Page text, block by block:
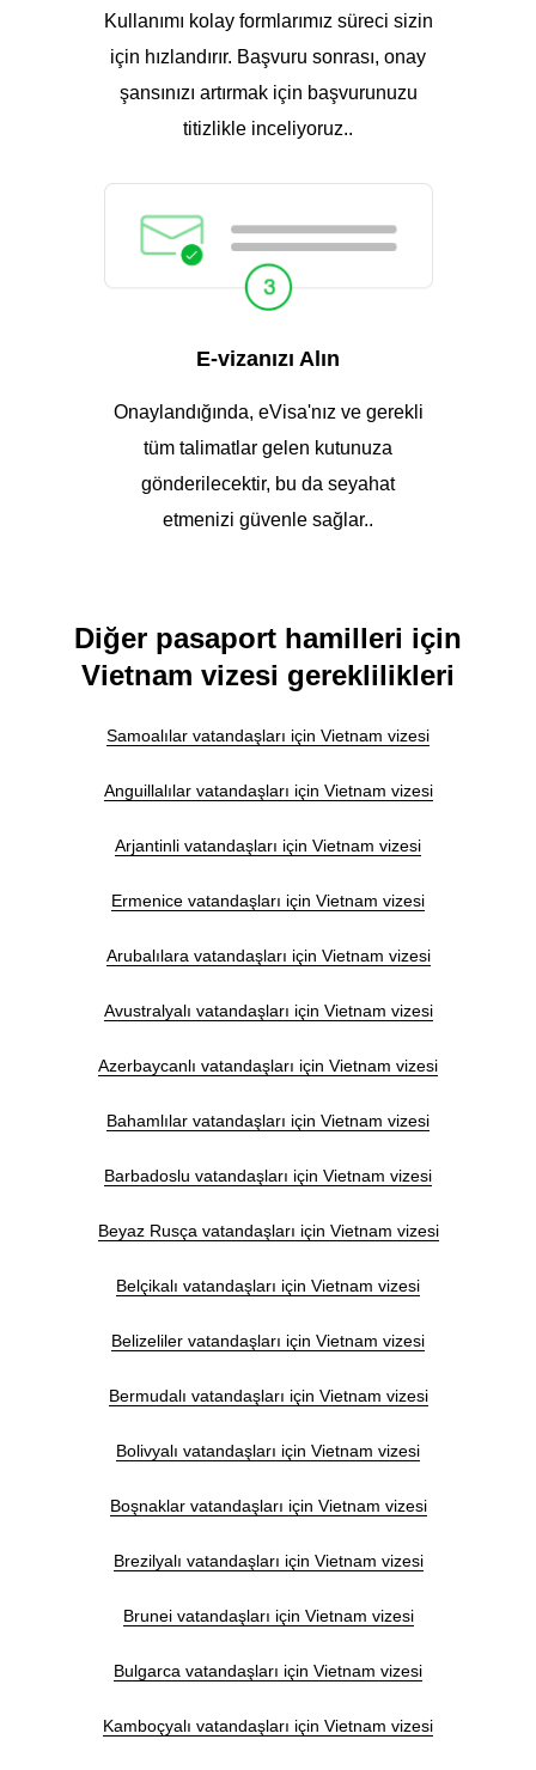
Kullanımı kolay formlarımız süreci sizin
için hızlandırır. Başvuru sonrası, onay
şansınızı artırmak için başvurunuzu
titizlikle inceliyoruz..
E-vizanızı Alın
Onaylandığında, eVisa'nız ve gerekli
tüm talimatlar gelen kutunuza
gönderilecektir, bu da seyahat
etmenizi güvenle sağlar..
Diğer pasaport hamilleri için
Vietnam vizesi gereklilikleri
Samoalılar vatandaşları için Vietnam vizesi
Anguillalılar vatandaşları için Vietnam vizesi
Arjantinli vatandaşları için Vietnam vizesi
Ermenice vatandaşları için Vietnam vizesi
Arubalılara vatandaşları için Vietnam vizesi
Avustralyalı vatandaşları için Vietnam vizesi
Azerbaycanlı vatandaşları için Vietnam vizesi
Bahamlılar vatandaşları için Vietnam vizesi
Barbadoslu vatandaşları için Vietnam vizesi
Beyaz Rusça vatandaşları için Vietnam vizesi
Belçikalı vatandaşları için Vietnam vizesi
Belizeliler vatandaşları için Vietnam vizesi
Bermudalı vatandaşları için Vietnam vizesi
Bolivyalı vatandaşları için Vietnam vizesi
Boşnaklar vatandaşları için Vietnam vizesi
Brezilyalı vatandaşları için Vietnam vizesi
Brunei vatandaşları için Vietnam vizesi
Bulgarca vatandaşları için Vietnam vizesi
Kamboçyalı vatandaşları için Vietnam vizesi